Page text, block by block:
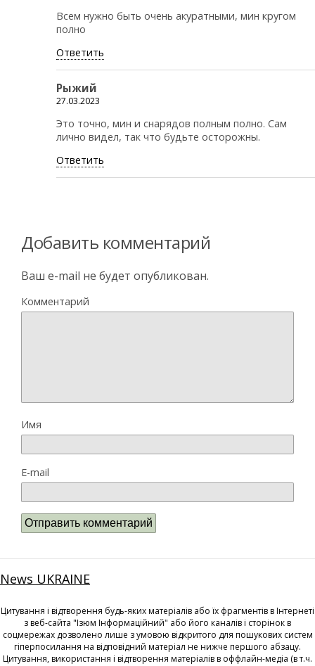
Всем нужно быть очень акуратными, мин кругом
полно
Ответить
Рыжий
27.03.2023
Это точно, мин и снарядов полным полно. Сам
лично видел, так что будьте осторожны.
Ответить
Добавить комментарий
Ваш e-mail не будет опубликован.
Комментарий
Имя
E-mail
News UKRAINE
Цитування і відтворення будь-яких матеріалів або їх фрагментів в Інтернеті
з веб-сайта "Ізюм Інформаційний" або його каналів і сторінок в
соцмережах дозволено лише з умовою відкритого для пошукових систем
гіперпосилання на відповідний матеріал не нижче першого абзацу.
Цитування, використання і відтворення матеріалів в оффлайн-медіа (в т.ч.